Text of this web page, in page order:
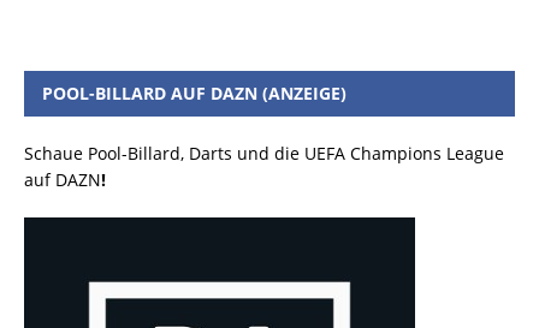
POOL-BILLARD AUF DAZN (ANZEIGE)
Schaue Pool-Billard, Darts und die UEFA Champions League
auf DAZN!